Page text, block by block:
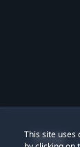
This site uses